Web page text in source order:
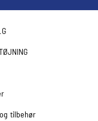
tilbehør